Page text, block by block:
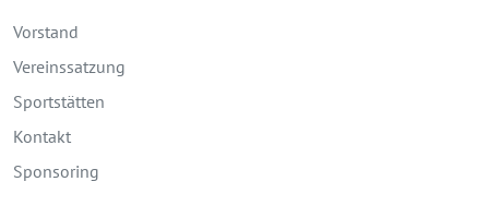
Vorstand
Vereinssatzung
Sportstätten
Kontakt
Sponsoring